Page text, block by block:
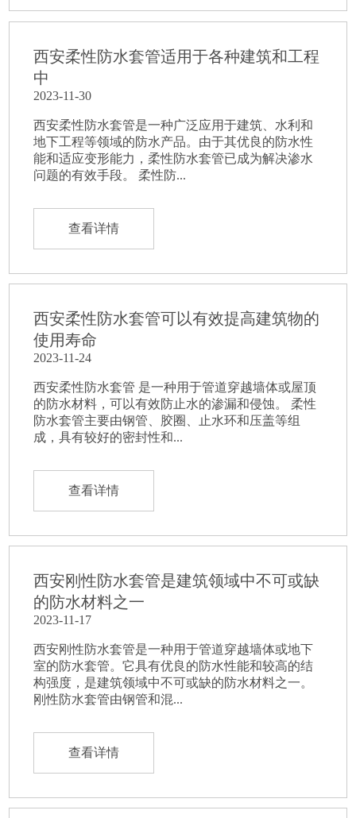
西安柔性防水套管适用于各种建筑和工程
中
2023-11-30
西安柔性防水套管是一种广泛应用于建筑、水利和
地下工程等领域的防水产品。由于其优良的防水性
能和适应变形能力，柔性防水套管已成为解决渗水
问题的有效手段。 柔性防...
查看详情
西安柔性防水套管可以有效提高建筑物的
使用寿命
2023-11-24
西安柔性防水套管 是一种用于管道穿越墙体或屋顶
的防水材料，可以有效防止水的渗漏和侵蚀。 柔性
防水套管主要由钢管、胶圈、止水环和压盖等组
成，具有较好的密封性和...
查看详情
西安刚性防水套管是建筑领域中不可或缺
的防水材料之一
2023-11-17
西安刚性防水套管是一种用于管道穿越墙体或地下
室的防水套管。它具有优良的防水性能和较高的结
构强度，是建筑领域中不可或缺的防水材料之一。
刚性防水套管由钢管和混...
查看详情